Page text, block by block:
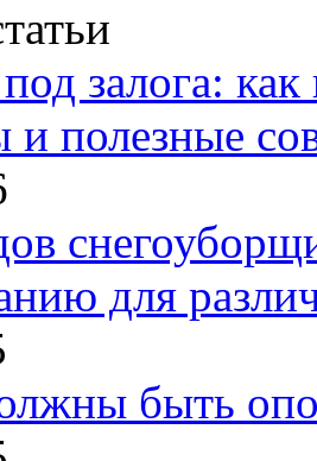
залога:
и полезные
для
быть